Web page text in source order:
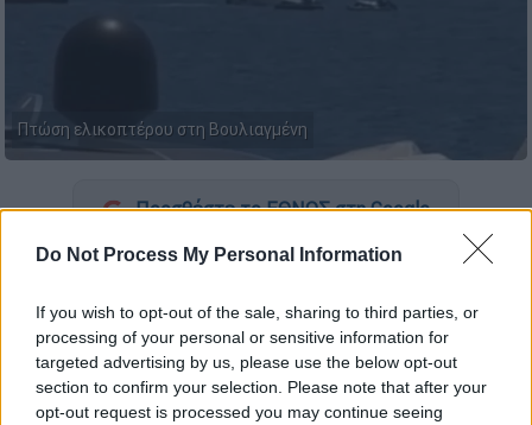
Do Not Process My Personal Information
If you wish to opt-out of the sale, sharing to third parties, or
processing of your personal or sensitive information for
targeted advertising by us, please use the below opt-out
section to confirm your selection. Please note that after your
opt-out request is processed you may continue seeing
Πτώση ελικοπτέρου στη Βουλιαγμένη
Προσθέστε το ΕΘΝΟΣ στη Google
αυτή την ώρα ο
ελικοπτέρου, που κατέπεσε στηθαλάσσια
περιοχήτηςΜαρίναςΒουλιαγμένης.Τόσο ο
ίδιος όσο και τα δύο ζευγάρια που είχαν
μισθώσει το ελικόπτερο είναι καλά στην